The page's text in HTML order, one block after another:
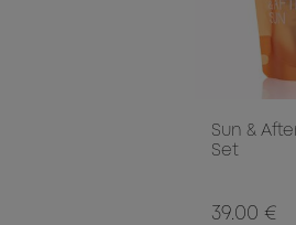
Sun &
Set
39.00 €